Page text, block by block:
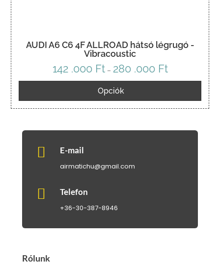
AUDI A6 C6 4F ALLROAD hátsó légrugó -
Vibracoustic
142 .000 Ft – 280 .000 FtÁrtartomány:
142
-
Opciók
 E-mail
airmatichu@gmail.com
 Telefon
+36-30-387-8946
Rólunk